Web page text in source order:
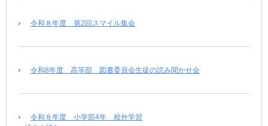
令和８年度 第2回スマイル集会
令和8年度 高等部 図書委員会生徒の読み聞かせ会
令和８年度 小学部4年 校外学習